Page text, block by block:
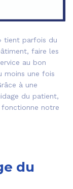
tient parfois du
faire les
au bon
moins une fois
à une
du patient,
fonctionne notre
du